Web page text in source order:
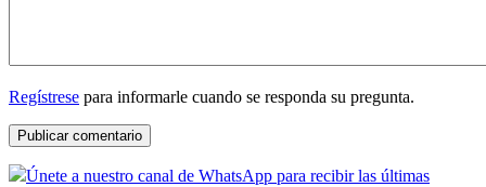
Regístrese para informarle cuando se responda su pregunta.
Únete a nuestro canal de WhatsApp para recibir las últimas